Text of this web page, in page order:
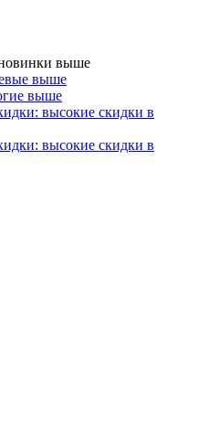
выше
выше
выше
высокие скидки в
высокие скидки в